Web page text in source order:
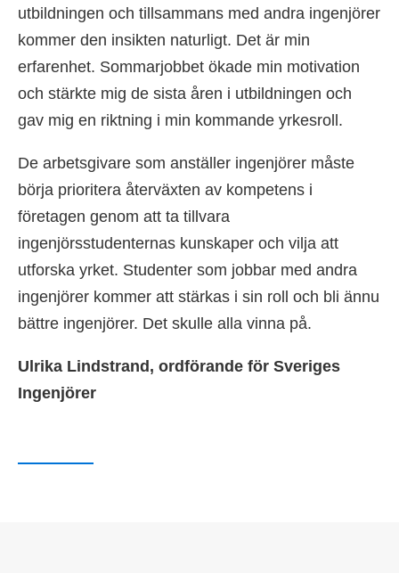
utbildningen och tillsammans med andra ingenjörer
kommer den insikten naturligt. Det är min
erfarenhet. Sommarjobbet ökade min motivation
och stärkte mig de sista åren i utbildningen och
gav mig en riktning i min kommande yrkesroll.
De arbetsgivare som anställer ingenjörer måste
börja prioritera återväxten av kompetens i
företagen genom att ta tillvara
ingenjörsstudenternas kunskaper och vilja att
utforska yrket. Studenter som jobbar med andra
ingenjörer kommer att stärkas i sin roll och bli ännu
bättre ingenjörer. Det skulle alla vinna på.
Ulrika Lindstrand, ordförande för Sveriges
Ingenjörer